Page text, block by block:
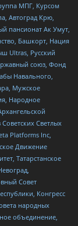
МПГ, Курсом
Автоград Крю,
пансионат Ак Умут,
Башкорт, Нация
Ultras, Русский
союз, Фонд
Навального,
Мужское
Народное
Светлых
Platforms Inc,
Движение
Татарстанское
Совет
Конгресс
народных
объединение,